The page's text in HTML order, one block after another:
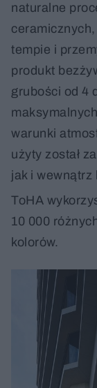
naturalne
tempie i
produkt
grubości od 4
warunki
użyty został
jak i wewnątrz
ToHA
10 000
kolorów.